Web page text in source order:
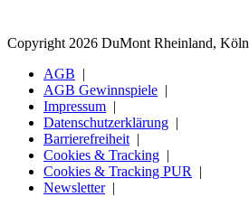
Copyright 2026 DuMont Rheinland, Köln
AGB
AGB Gewinnspiele
Impressum
Datenschutzerklärung
Barrierefreiheit
Cookies & Tracking
Cookies & Tracking PUR
Newsletter